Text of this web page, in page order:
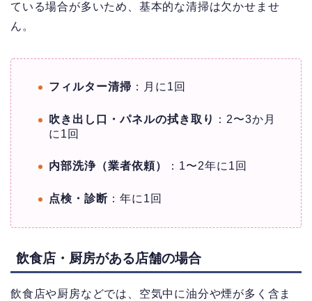
ている場合が多いため、基本的な清掃は欠かせませ
ん。
フィルター清掃 ：月に1回
吹き出し口・パネルの拭き取り
：2〜3か月
に1回
内部洗浄（業者依頼） ：1〜2年に1回
点検・診断 ：年に1回
飲食店・厨房がある店舗の場合
飲食店や厨房などでは、空気中に油分や煙が多く含ま